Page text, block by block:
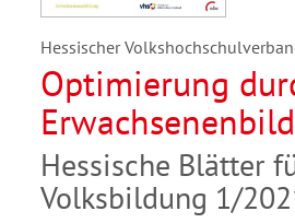
Hessischer
Optimierung
Optimierung der
Hessische Blätter
Volksbildung 1/